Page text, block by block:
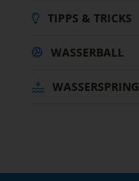
TIPPS & TRICKS
WASSERBALL